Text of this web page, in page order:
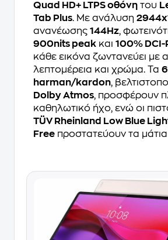
Quad HD+ LTPS οθόνη του
Tab Plus. Με ανάλυση
ανανέωσης 144Hz,
900nits peak και 100% DCI-
κάθε εικόνα ζωντανεύει με
λεπτομέρεια και χρώμα. Τα
harman/kardon,
Dolby Atmos, προσφέρουν
καθηλωτικό ήχο, ενώ οι
TÜV Rheinland Low Blue
Free προστατεύουν τα